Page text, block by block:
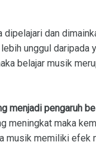
dan
unggul daripada
belajar musik
menjadi pengaruh
meningkat maka
musik memiliki efek